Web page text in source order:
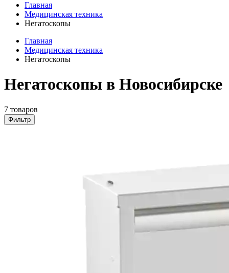
Главная
Медицинская техника
Негатоскопы
Главная
Медицинская техника
Негатоскопы
Негатоскопы в Новосибирске
7 товаров
Фильтр